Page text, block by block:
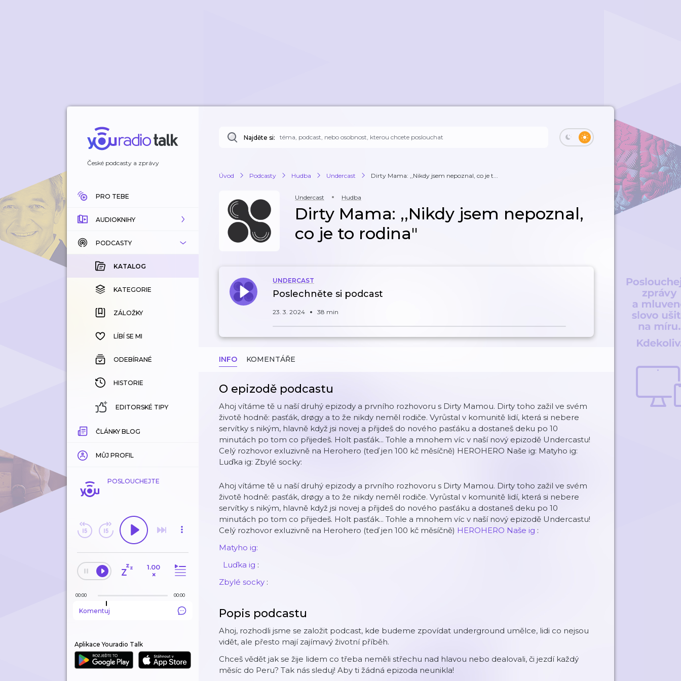
České podcasty a zprávy
PRO TEBE
AUDIOKNIHY
KATALOG
KOUPENÉ
KATEGORIE
ZÁLOŽKY
HISTORIE
PODCASTY
KATALOG
KATEGORIE
ZÁLOŽKY
LÍBÍ SE MI
ODEBÍRANÉ
HISTORIE
EDITORSKÉ TIPY
ČLÁNKY BLOG
MŮJ PROFIL
POSLOUCHEJTE
1.00
×
00:00 00:00
Komentuj
Aplikace Youradio Talk
Najděte si:
Úvod Podcasty Hudba Undercast Dirty Mama: ,,Nikdy jsem nepoznal, co je t...
Undercast Hudba
Dirty Mama: ,,Nikdy jsem nepoznal,
co je to rodina"
UNDERCAST
Poslechněte si podcast
23. 3. 2024 38 min
INFO KOMENTÁŘE
O epizodě podcastu
Ahoj vítáme tě u naší druhý epizody a prvního rozhovoru s Dirty Mamou. Dirty toho zažil ve svém
životě hodně: pasťák, drøgy a to že nikdy neměl rodiče. Vyrůstal v komunitě lidí, která si nebere
servítky s nikým, hlavně když jsi novej a přijdeš do nového pasťáku a dostaneš deku po 10
minutách po tom co přijedeš. Holt pasťák... Tohle a mnohem víc v naší nový epizodě Undercastu!
Celý rozhovor exluzivně na ⁠Herohero⁠ (teď jen 100 kč měsíčně) HEROHERO Naše ig⁠: ⁠Matyho ig:⁠ ⁠
⁠⁠Luďka ig⁠: ⁠Zbylé socky⁠:
Ahoj vítáme tě u naší druhý epizody a prvního rozhovoru s Dirty Mamou. Dirty toho zažil ve svém
životě hodně: pasťák, drøgy a to že nikdy neměl rodiče. Vyrůstal v komunitě lidí, která si nebere
servítky s nikým, hlavně když jsi novej a přijdeš do nového pasťáku a dostaneš deku po 10
minutách po tom co přijedeš. Holt pasťák... Tohle a mnohem víc v naší nový epizodě Undercastu!
Celý rozhovor exluzivně na ⁠Herohero⁠ (teď jen 100 kč měsíčně) HEROHERO Naše ig⁠ :
⁠Matyho ig:⁠
⁠Luďka ig⁠ :
⁠Zbylé socky⁠ :
Popis podcastu
Ahoj, rozhodli jsme se založit podcast, kde budeme zpovídat underground umělce, lidi co nejsou
vidět, ale přesto mají zajímavý životní příběh.
Chceš vědět jak se žije lidem co třeba neměli střechu nad hlavou nebo dealovali, či jezdí každý
měsíc do Peru? Tak nás sleduj! Aby ti žádná epizoda neunikla!